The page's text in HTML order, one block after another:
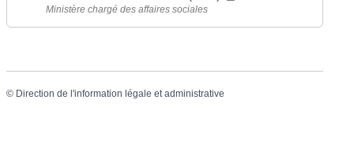
Ministère chargé des affaires sociales
© Direction de l'information légale et administrative